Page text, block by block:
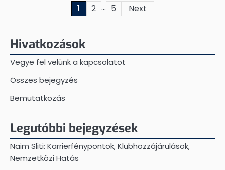
1 2 … 5 Next
Hivatkozások
Vegye fel velünk a kapcsolatot
Összes bejegyzés
Bemutatkozás
Legutóbbi bejegyzések
Naim Sliti: Karrierfénypontok, Klubhozzájárulások,
Nemzetközi Hatás